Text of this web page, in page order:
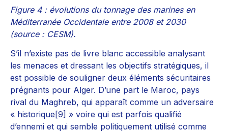
Figure 4 : évolutions du tonnage des marines en
Méditerranée Occidentale entre 2008 et 2030
(source : CESM).
S’il n’existe pas de livre blanc accessible analysant
les menaces et dressant les objectifs stratégiques, il
est possible de souligner deux éléments sécuritaires
prégnants pour Alger. D’une part le Maroc, pays
rival du Maghreb, qui apparaît comme un adversaire
« historique [9] » voire qui est parfois qualifié
d’ennemi et qui semble politiquement utilisé comme